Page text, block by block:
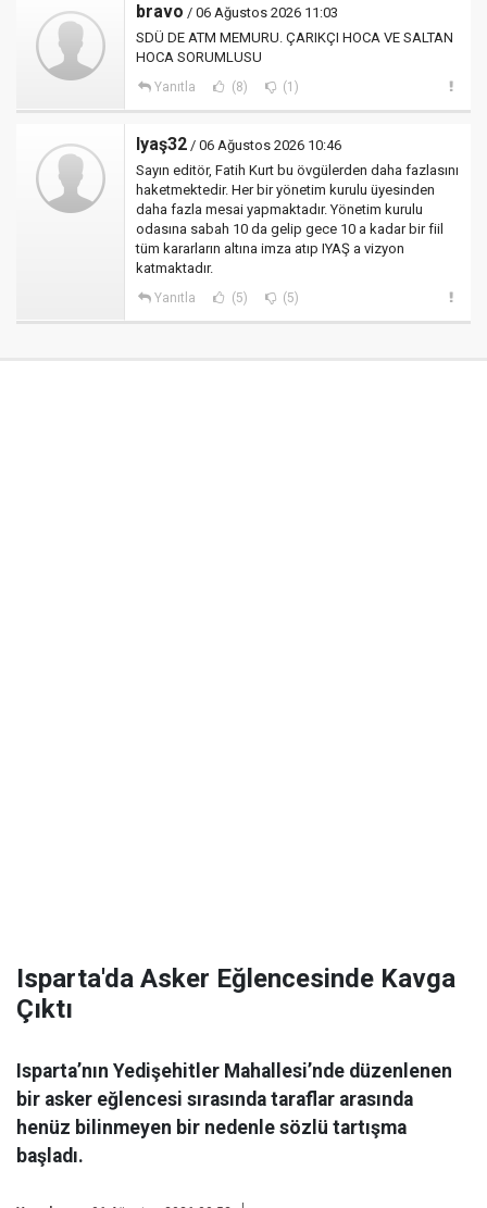
bravo / 06 Ağustos 2026 11:03
SDÜ DE ATM MEMURU. ÇARIKÇI HOCA VE SALTAN
HOCA SORUMLUSU
Yanıtla (8) (1)
Iyaş32 / 06 Ağustos 2026 10:46
Sayın editör, Fatih Kurt bu övgülerden daha fazlasını
haketmektedir. Her bir yönetim kurulu üyesinden
daha fazla mesai yapmaktadır. Yönetim kurulu
odasına sabah 10 da gelip gece 10 a kadar bir fiil
tüm kararların altına imza atıp IYAŞ a vizyon
katmaktadır.
Yanıtla (5) (5)
Isparta'da Asker Eğlencesinde Kavga
Çıktı
Isparta’nın Yedişehitler Mahallesi’nde düzenlenen
bir asker eğlencesi sırasında taraflar arasında
henüz bilinmeyen bir nedenle sözlü tartışma
başladı.